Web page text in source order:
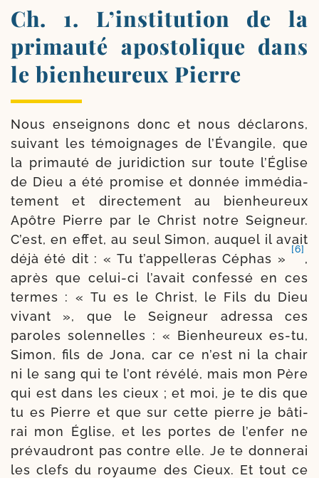
Ch. 1. L’institution de la
primauté apostolique dans
le bienheureux Pierre
Nous ensei­gnons donc et nous décla­rons,
sui­vant les témoi­gnages de l’Évangile, que
la pri­mau­té de juri­dic­tion sur toute l’Église
de Dieu a été pro­mise et don­née immé­dia­
te­ment et direc­te­ment au bien­heu­reux
Apôtre Pierre par le Christ notre Seigneur.
C’est, en effet, au seul Simon, auquel il avait
déjà été dit : « Tu t’ap­pel­le­ras Céphas »
[6]
,
après que celui-​ci l’a­vait confes­sé en ces
termes : « Tu es le Christ, le Fils du Dieu
vivant », que le Seigneur adres­sa ces
paroles solen­nelles : « Bienheureux es-​tu,
Simon, fils de Jona, car ce n’est ni la chair
ni le sang qui te l’ont révé­lé, mais mon Père
qui est dans les cieux ; et moi, je te dis que
tu es Pierre et que sur cette pierre je bâti­
rai mon Église, et les portes de l’en­fer ne
pré­vau­dront pas contre elle. Je te don­ne­rai
les clefs du royaume des Cieux. Et tout ce